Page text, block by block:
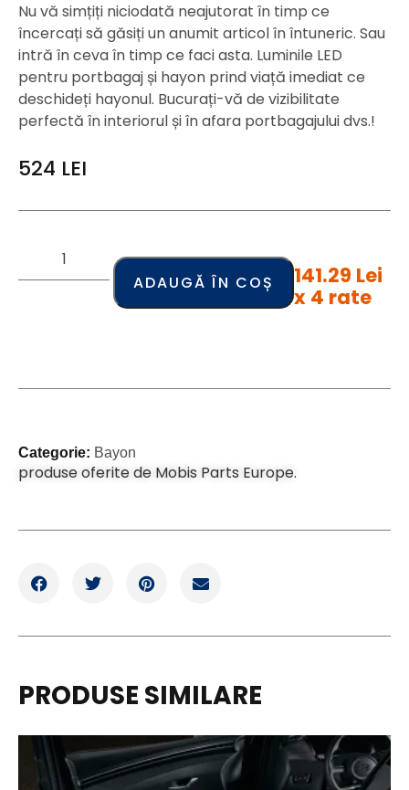
Nu vă simțiți niciodată neajutorat în timp ce
încercați să găsiți un anumit articol în întuneric. Sau
intră în ceva în timp ce faci asta. Luminile LED
pentru portbagaj și hayon prind viață imediat ce
deschideți hayonul. Bucurați-vă de vizibilitate
perfectă în interiorul și în afara portbagajului dvs.!
524 LEI
ADAUGĂ ÎN COȘ
141.29 Lei
x 4 rate
Categorie: Bayon
produse oferite de Mobis Parts Europe.
PRODUSE SIMILARE